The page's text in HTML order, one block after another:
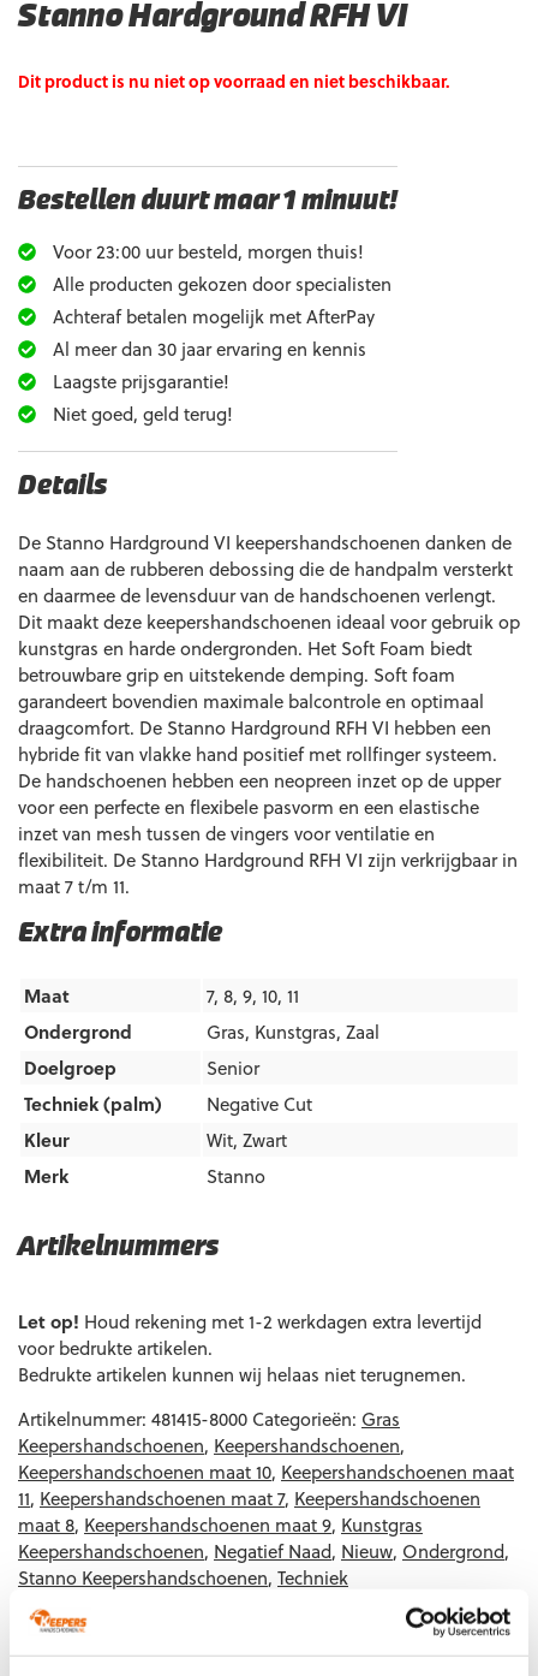
Stanno Hardground RFH VI
Dit product is nu niet op voorraad en niet beschikbaar.
Artikelnummers
Let op! Houd rekening met 1-2 werkdagen extra levertijd
voor bedrukte artikelen.
Bedrukte artikelen kunnen wij helaas niet terugnemen.
Artikelnummer: 481415-8000 Categorieën: Gras
Keepershandschoenen, Keepershandschoenen,
Keepershandschoenen maat 10, Keepershandschoenen maat
11, Keepershandschoenen maat 7, Keepershandschoenen
maat 8, Keepershandschoenen maat 9, Kunstgras
Keepershandschoenen, Negatief Naad, Nieuw, Ondergrond,
Stanno Keepershandschoenen, Techniek
Bestellen duurt maar 1 minuut!
Voor 23:00 uur besteld, morgen thuis!
Alle producten gekozen door specialisten
Achteraf betalen mogelijk met AfterPay
Al meer dan 30 jaar ervaring en kennis
Laagste prijsgarantie!
Niet goed, geld terug!
Extra informatie
Maat
7, 8, 9, 10, 11
Ondergrond
Gras, Kunstgras, Zaal
Doelgroep
Senior
Techniek (palm)
Negative Cut
Kleur
Wit, Zwart
Merk
Stanno
Details
De Stanno Hardground VI keepershandschoenen danken de
naam aan de rubberen debossing die de handpalm versterkt
en daarmee de levensduur van de handschoenen verlengt.
Dit maakt deze keepershandschoenen ideaal voor gebruik op
kunstgras en harde ondergronden. Het Soft Foam biedt
betrouwbare grip en uitstekende demping. Soft foam
garandeert bovendien maximale balcontrole en optimaal
draagcomfort. De Stanno Hardground RFH VI hebben een
hybride fit van vlakke hand positief met rollfinger systeem.
De handschoenen hebben een neopreen inzet op de upper
voor een perfecte en flexibele pasvorm en een elastische
inzet van mesh tussen de vingers voor ventilatie en
flexibiliteit. De Stanno Hardground RFH VI zijn verkrijgbaar in
maat 7 t/m 11.